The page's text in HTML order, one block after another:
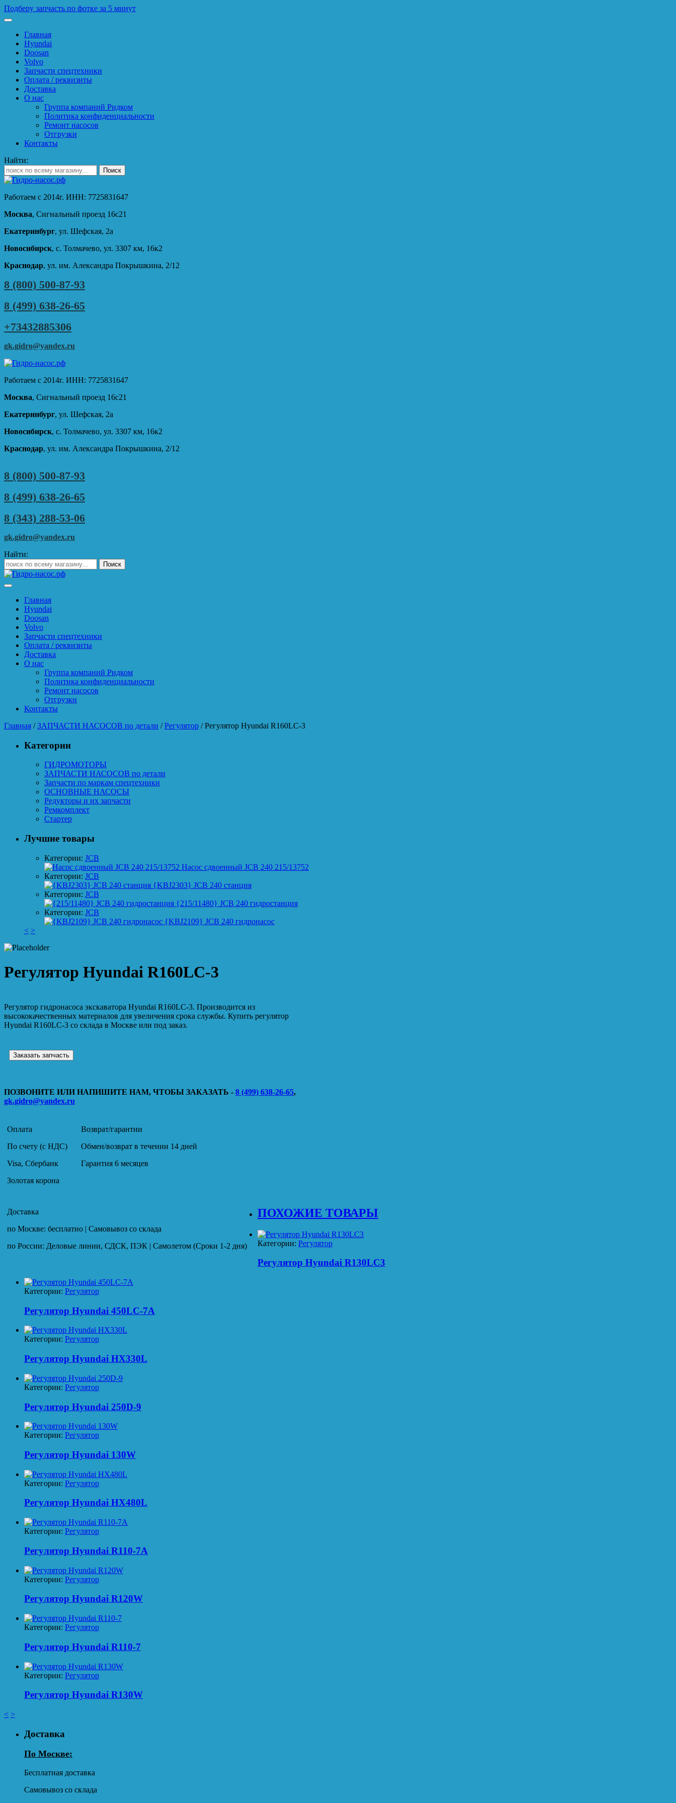
Подберу запчасть по фотке за 5 минут
Главная
Hyundai
Doosan
Volvo
Запчасти спецтехники
Оплата / реквизиты
Доставка
О нас
Группа компаний Ридком
Политика конфиденциальности
Ремонт насосов
Отгрузки
Контакты
Найти:
Работаем с 2014г. ИНН: 7725831647
Москва, Сигнальный проезд 16с21
Екатеринбург, ул. Шефская, 2а
Новосибирск, с. Толмачево, ул. 3307 км, 16к2
Краснодар, ул. им. Александра Покрышкина, 2/12
8 (800) 500-87-93
8 (499) 638-26-65
+73432885306
gk.gidro@yandex.ru
Работаем с 2014г. ИНН: 7725831647
Москва, Сигнальный проезд 16с21
Екатеринбург, ул. Шефская, 2а
Новосибирск, с. Толмачево, ул. 3307 км, 16к2
Краснодар, ул. им. Александра Покрышкина, 2/12
8 (800) 500-87-93
8 (499) 638-26-65
8 (343) 288-53-06
gk.gidro@yandex.ru
Найти:
Главная
Hyundai
Doosan
Volvo
Запчасти спецтехники
Оплата / реквизиты
Доставка
О нас
Группа компаний Ридком
Политика конфиденциальности
Ремонт насосов
Отгрузки
Контакты
Главная /ЗАПЧАСТИ НАСОСОВ по детали /Регулятор / Регулятор Hyundai R160LC-3
Категории
ГИДРОМОТОРЫ
ЗАПЧАСТИ НАСОСОВ по детали
Запчасти по маркам спецтехники
ОСНОВНЫЕ НАСОСЫ
Редукторы и их запчасти
Ремкомплект
Стартер
Лучшие товары
Категории: JCB
Насос сдвоенный JCB 240 215/13752
Категории: JCB
{KBJ2303} JCB 240 станция
Категории: JCB
{215/11480} JCB 240 гидростанция
Категории: JCB
{KBJ2109} JCB 240 гидронасос
< >
Регулятор Hyundai R160LC-3
Регулятор гидронасоса экскаватора Hyundai R160LC-3. Производится из
высококачественных материалов для увеличения срока службы. Купить регулятор
Hyundai R160LC-3 со склада в Москве или под заказ.
Заказать запчасть
ПОЗВОНИТЕ ИЛИ НАПИШИТЕ НАМ, ЧТОБЫ ЗАКАЗАТЬ - 8 (499) 638-26-65,
gk.gidro@yandex.ru
Оплата
По счету (с НДС)
Visa, Сбербанк
Золотая корона
Возврат/гарантии
Обмен/возврат в течении 14 дней
Гарантия 6 месяцев
Доставка
по Москве: бесплатно | Самовывоз со склада
по России: Деловые линии, СДСК, ПЭК | Самолетом (Сроки 1-2 дня)
ПОХОЖИЕ ТОВАРЫ
Категории: Регулятор
Регулятор Hyundai R130LC3
Категории: Регулятор
Регулятор Hyundai 450LC-7A
Категории: Регулятор
Регулятор Hyundai HX330L
Категории: Регулятор
Регулятор Hyundai 250D-9
Категории: Регулятор
Регулятор Hyundai 130W
Категории: Регулятор
Регулятор Hyundai HX480L
Категории: Регулятор
Регулятор Hyundai R110-7A
Категории: Регулятор
Регулятор Hyundai R120W
Категории: Регулятор
Регулятор Hyundai R110-7
Категории: Регулятор
Регулятор Hyundai R130W
< >
Доставка
По Москве:
Бесплатная доставка
Самовывоз со склада